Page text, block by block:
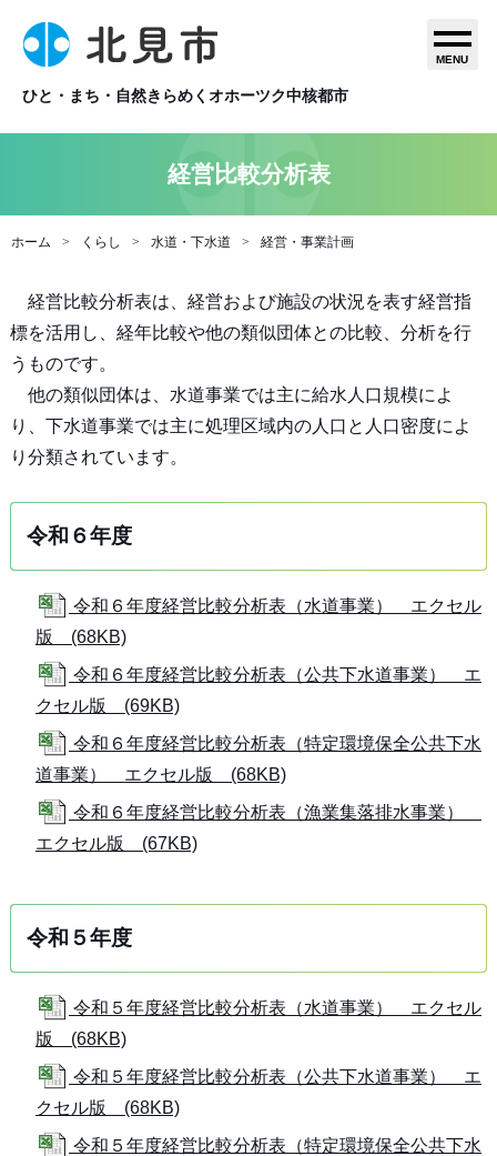
ひと・まち・自然きらめくオホーツク中核都市
MENU
経営比較分析表
ホーム くらし 水道・下水道 経営・事業計画
経営比較分析表は、経営および施設の状況を表す経営指
標を活用し、経年比較や他の類似団体との比較、分析を行
うものです。
他の類似団体は、水道事業では主に給水人口規模によ
り、下水道事業では主に処理区域内の人口と人口密度によ
り分類されています。
令和６年度
令和６年度経営比較分析表（水道事業） エクセル
版 (68KB)
令和６年度経営比較分析表（公共下水道事業） エ
クセル版 (69KB)
令和６年度経営比較分析表（特定環境保全公共下水
道事業） エクセル版 (68KB)
令和６年度経営比較分析表（漁業集落排水事業）
エクセル版 (67KB)
令和５年度
令和５年度経営比較分析表（水道事業） エクセル
版 (68KB)
令和５年度経営比較分析表（公共下水道事業） エ
クセル版 (68KB)
令和５年度経営比較分析表（特定環境保全公共下水